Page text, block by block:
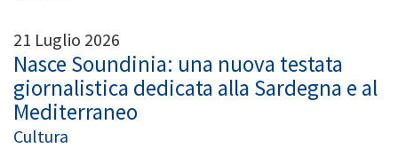
21 Luglio 2026
Nasce Soundinia: una nuova testata
giornalistica dedicata alla Sardegna e al
Mediterraneo
Cultura